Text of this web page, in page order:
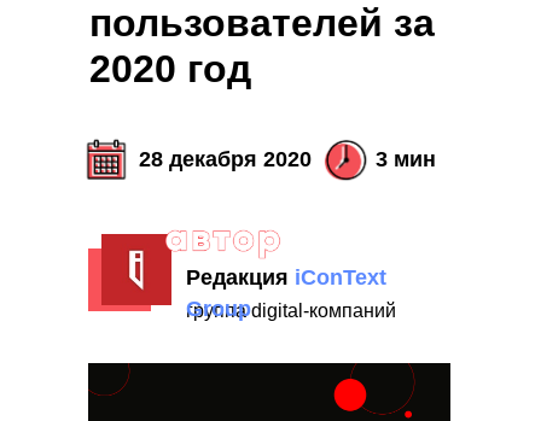
28 декабря 2020 3 мин
пользователей за
2020 год
группа digital-компаний
Редакция iConText
Group